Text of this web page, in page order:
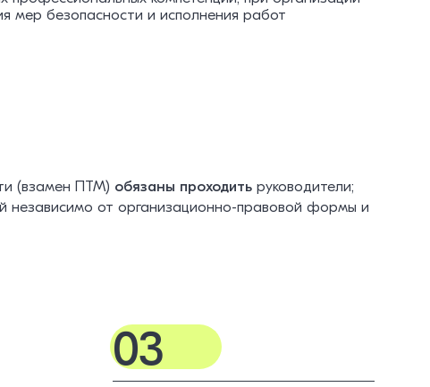
мер безопасности и исполнения работ
(взамен ПТМ) обязаны проходить руководители;
независимо от организационно-правовой формы и
03